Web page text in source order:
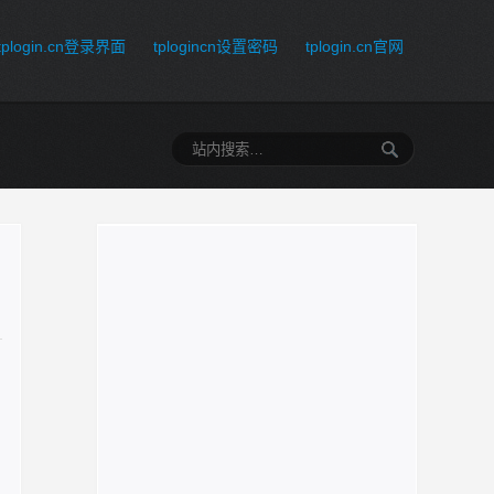
登录界面 tplogincn设置密码 tplogin.cn官网